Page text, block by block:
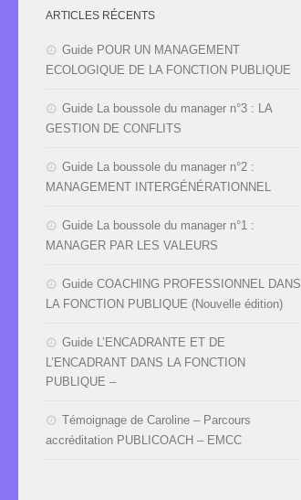
ARTICLES RÉCENTS
Guide POUR UN MANAGEMENT
ECOLOGIQUE DE LA FONCTION PUBLIQUE
Guide La boussole du manager n°3 : LA
GESTION DE CONFLITS
Guide La boussole du manager n°2 :
MANAGEMENT INTERGÉNÉRATIONNEL
Guide La boussole du manager n°1 :
MANAGER PAR LES VALEURS
Guide COACHING PROFESSIONNEL DANS
LA FONCTION PUBLIQUE (Nouvelle édition)
Guide L’ENCADRANTE ET DE
L’ENCADRANT DANS LA FONCTION
PUBLIQUE –
Témoignage de Caroline – Parcours
accréditation PUBLICOACH – EMCC